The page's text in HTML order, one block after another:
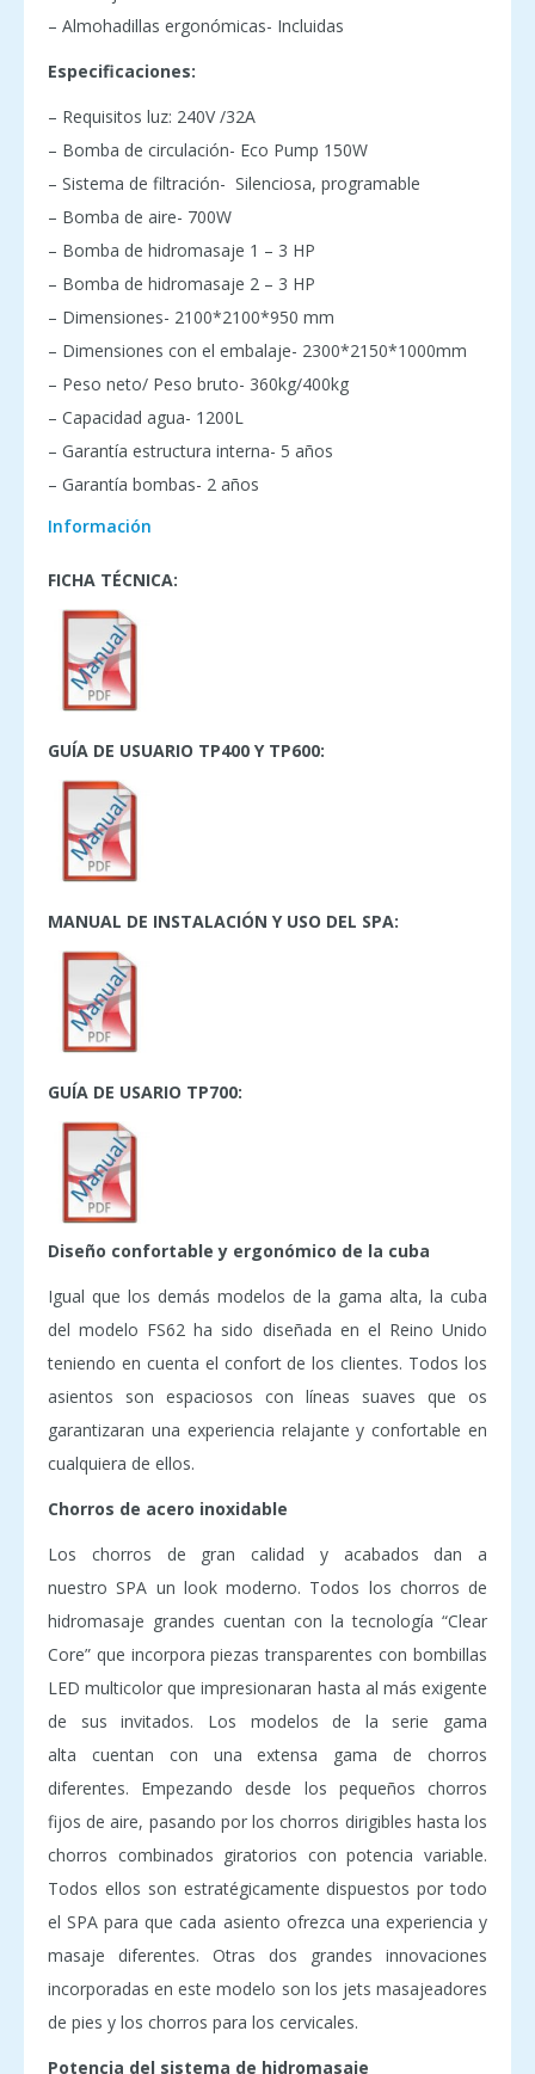
– Almohadillas ergonómicas- Incluidas
Especificaciones:
– Requisitos luz: 240V /32A
– Bomba de circulación- Eco Pump 150W
– Sistema de filtración- Silenciosa, programable
– Bomba de aire- 700W
– Bomba de hidromasaje 1 – 3 HP
– Bomba de hidromasaje 2 – 3 HP
– Dimensiones- 2100*2100*950 mm
– Dimensiones con el embalaje- 2300*2150*1000mm
– Peso neto/ Peso bruto- 360kg/400kg
– Capacidad agua- 1200L
– Garantía estructura interna- 5 años
– Garantía bombas- 2 años
Información
FICHA TÉCNICA:
GUÍA DE USUARIO TP400 Y TP600:
MANUAL DE INSTALACIÓN Y USO DEL SPA:
GUÍA DE USARIO TP700:
Diseño confortable y ergonómico de la cuba
Igual que los demás modelos de la gama alta, la cuba
del modelo FS62 ha sido diseñada en el Reino Unido
teniendo en cuenta el confort de los clientes. Todos los
asientos son espaciosos con líneas suaves que os
garantizaran una experiencia relajante y confortable en
cualquiera de ellos.
Chorros de acero inoxidable
Los chorros de gran calidad y acabados dan a
nuestro SPA un look moderno. Todos los chorros de
hidromasaje grandes cuentan con la tecnología “Clear
Core” que incorpora piezas transparentes con bombillas
LED multicolor que impresionaran hasta al más exigente
de sus invitados. Los modelos de la serie gama
alta cuentan con una extensa gama de chorros
diferentes. Empezando desde los pequeños chorros
fijos de aire, pasando por los chorros dirigibles hasta los
chorros combinados giratorios con potencia variable.
Todos ellos son estratégicamente dispuestos por todo
el SPA para que cada asiento ofrezca una experiencia y
masaje diferentes. Otras dos grandes innovaciones
incorporadas en este modelo son los jets masajeadores
de pies y los chorros para los cervicales.
Potencia del sistema de hidromasaje